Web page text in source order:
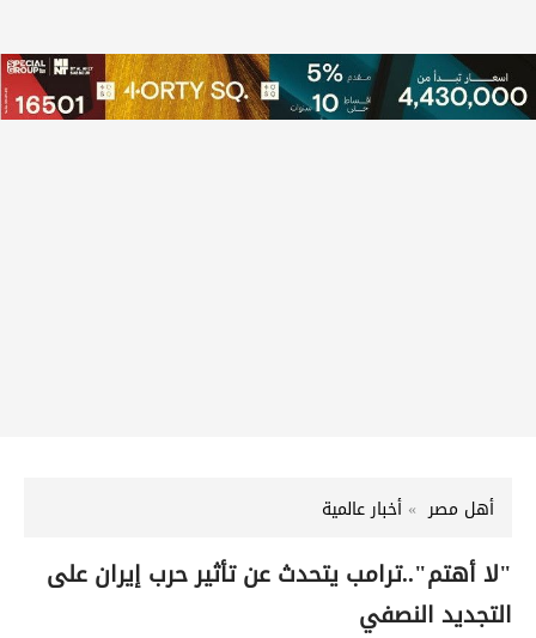
أهل مصر أخبار عالمية
"لا أهتم"..ترامب يتحدث عن تأثير حرب إيران على
التجديد النصفي